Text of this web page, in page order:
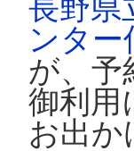
長野県
ンタ
が、予
御利用
お出か